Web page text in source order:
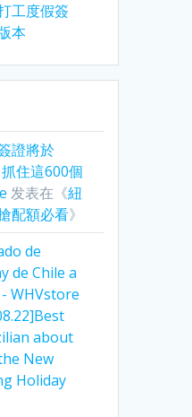
工度假簽
本
證將於
住這600個
发表在《紐
配額必看》
de
de Chile a
WHVstore
about
New
Holiday